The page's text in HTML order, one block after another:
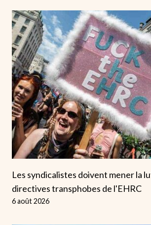
Les syndicalistes doivent mener la
directives transphobes de l'EHRC
6 août 2026